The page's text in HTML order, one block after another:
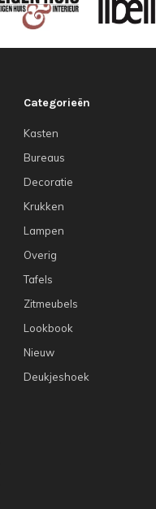
Categorieën
Kasten
Bureaus
Decoratie
Krukken
Lampen
Overig
Tafels
Zitmeubels
Lookbook
Nieuw
Deukjeshoek